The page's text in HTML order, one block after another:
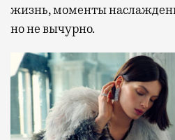
жизнь, моменты
но не вычурно.